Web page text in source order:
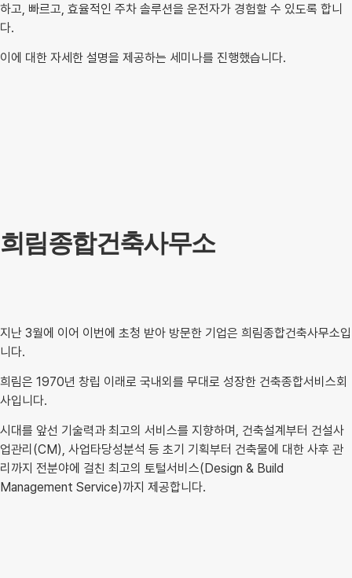
하고, 빠르고, 효율적인 주차 솔루션을 운전자가 경험할 수 있도록 합니
다.
이에 대한 자세한 설명을 제공하는 세미나를 진행했습니다.
희림종합건축사무소
지난 3월에 이어 이번에 초청 받아 방문한 기업은 희림종합건축사무소입
니다.
희림은 1970년 창립 이래로 국내외를 무대로 성장한 건축종합서비스회
사입니다.
시대를 앞선 기술력과 최고의 서비스를 지향하며, 건축설계부터 건설사
업관리(CM), 사업타당성분석 등 초기 기획부터 건축물에 대한 사후 관
리까지 전분야에 걸친 최고의 토털서비스(Design & Build
Management Service)까지 제공합니다.